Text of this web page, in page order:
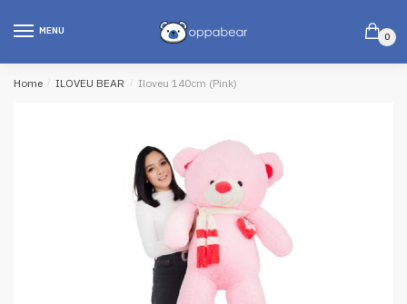
MENU
0
Home / ILOVEU BEAR / Iloveu 140cm (Pink)